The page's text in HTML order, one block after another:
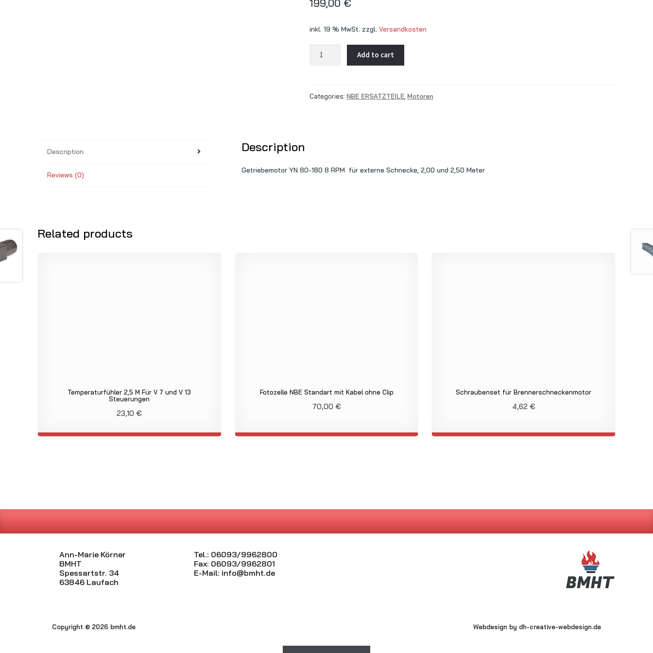
199,00 €
inkl. 19 % MwSt. zzgl. Versandkosten
Getriebemotor
für
Add to cart
Categories: NBE ERSATZTEILE Motoren
Description
Reviews (0)
Description
Getriebemotor YN 80-180 8 RPM für externe Schnecke, 2,00 und 2,50 Meter
Related products
Temperaturfühler 2,5 M Für V 7 und V 13
Steuerungen
23,10 €
Fotozelle NBE Standart mit Kabel ohne Clip
70,00 €
Schraubenset für Brennerschneckenmotor
4,62 €
Ann-Marie Körner
BMHT
Spessartstr. 34
63846 Laufach
Tel.: 06093/9962800
Fax: 06093/9962801
E-Mail: info@bmht.de
Copyright © 2026 bmht.de Webdesign by dh-creative-webdesign.de